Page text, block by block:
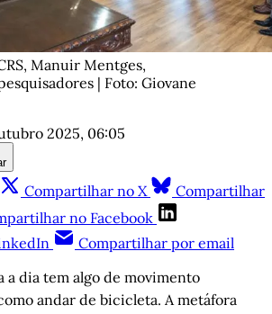
Manuir Mentges,
| Foto: Giovane
2025, 06:05
Compartilhar no X
Compartilhar
no Facebook
Compartilhar por email
a dia tem algo de movimento
andar de bicicleta. A metáfora